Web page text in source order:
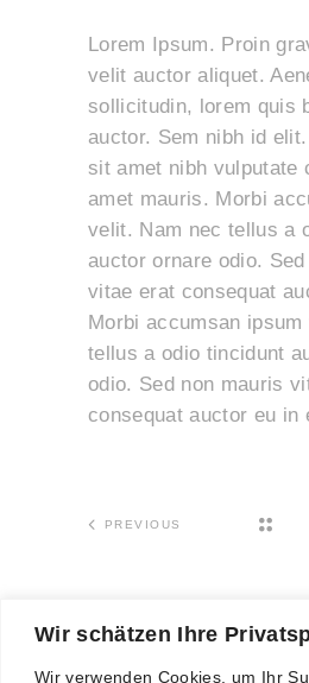
Wir schätzen Ihre
Wir verwenden Cookies, um Ihr
Lorem Ipsum. Proin
velit auctor aliquet.
sollicitudin, lorem quis
auctor. Sem nibh id
sit amet nibh vulputate
amet mauris. Morbi
velit. Nam nec tellus a
auctor ornare odio.
vitae erat consequat
Morbi accumsan
tellus a odio tincidunt
odio. Sed non mauris
consequat auctor eu in
PREVIOUS